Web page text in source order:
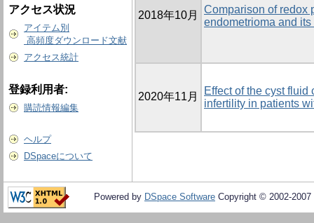
アクセス状況
アイテム別
高頻度ダウンロード文献
アクセス統計
登録利用者:
購読情報編集
ヘルプ
DSpaceについて
2018年10月
Comparison of redox
endometrioma and
2020年11月
Effect of the cyst
infertility in patients
Powered by DSpace Software Copyright © 2002-2007